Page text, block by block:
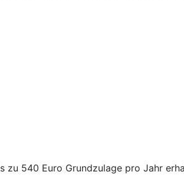
540 Euro Grundzulage pro Jahr